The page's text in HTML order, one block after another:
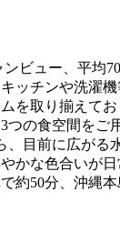
ビュー、平均
ッチンや洗濯
を取り揃えて
の食空間をご
目前に広がる
かな色合いが
約50分、沖縄